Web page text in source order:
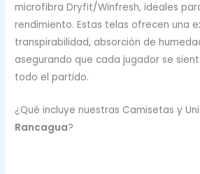
microfibra Dryfit/Winfresh, ideales
rendimiento. Estas telas ofrecen una
transpirabilidad, absorción de
asegurando que cada jugador se
todo el partido.
¿Qué incluye nuestras Camisetas y
Rancagua?